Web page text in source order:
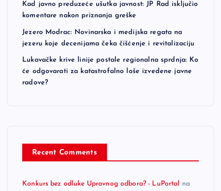
Kad javno preduzeće ušutka javnost: JP Rad isključio
komentare nakon priznanja greške
Jezero Modrac: Novinarska i medijska regata na
jezeru koje decenijama čeka čišćenje i revitalizaciju
Lukavačke krive linije postale regionalna sprdnja: Ko
će odgovarati za katastrofalno loše izvedene javne
radove?
Recent Comments
Konkurs bez odluke Upravnog odbora? - LuPortal na